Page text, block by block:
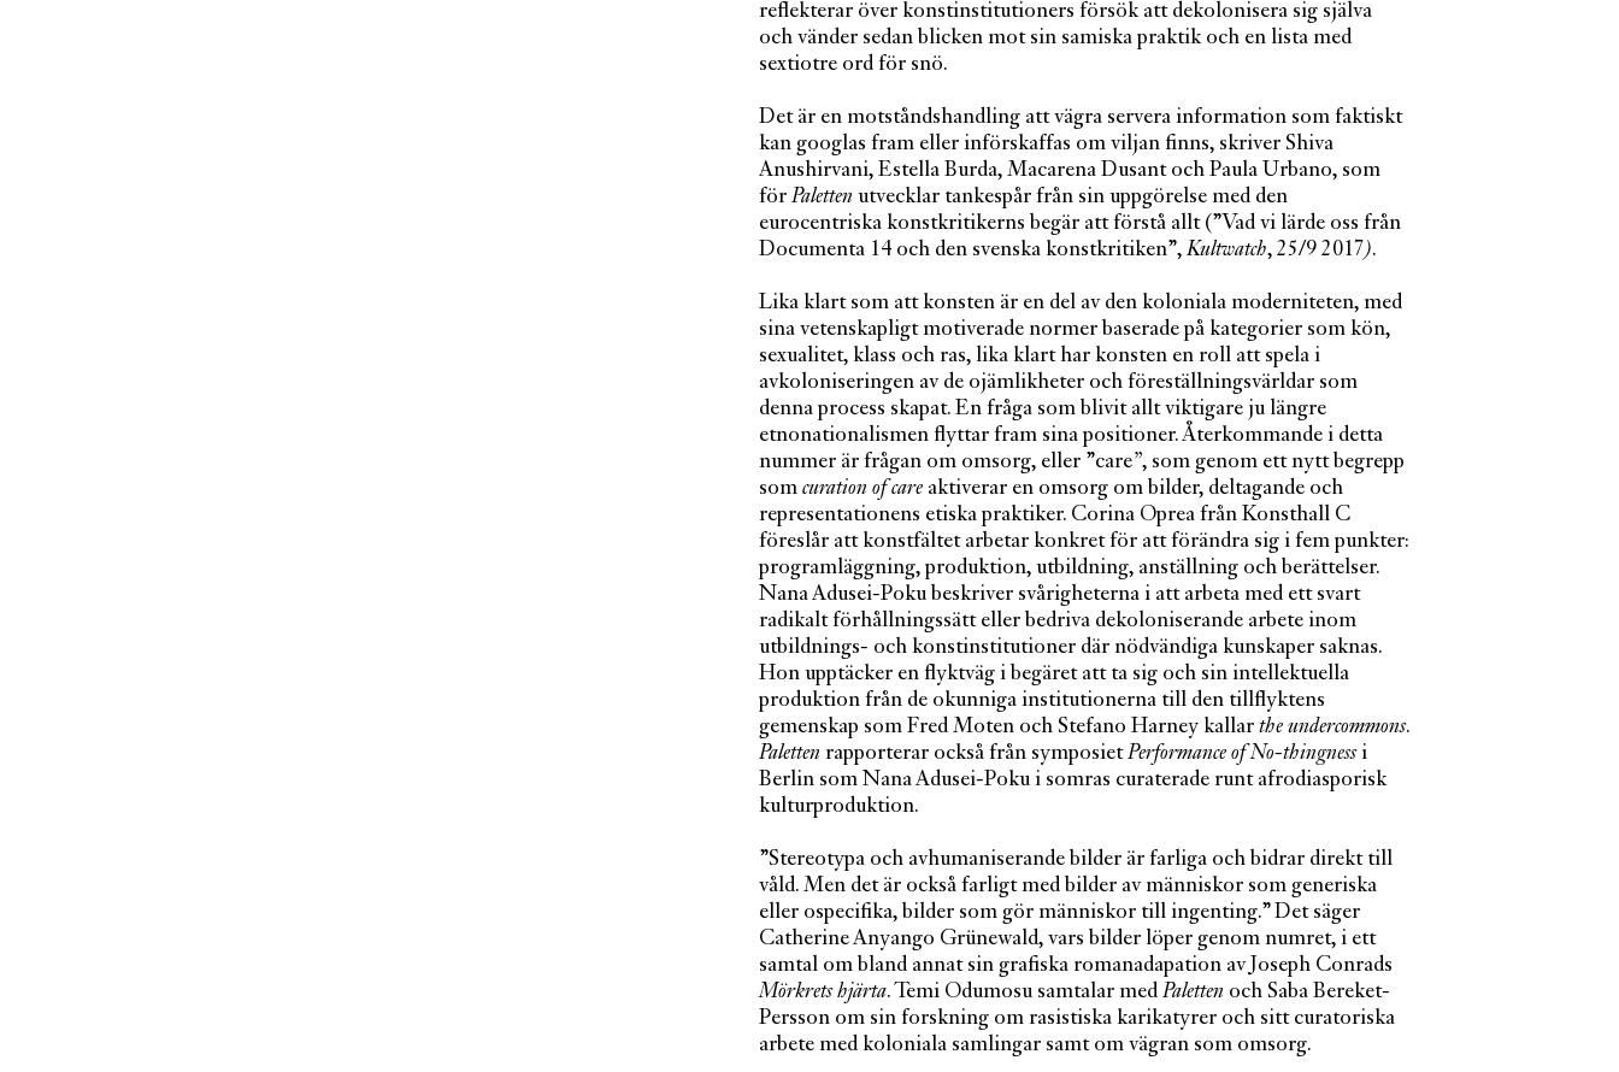
reflekterar över konstinstitutioners försök att dekolonisera sig själva
och vänder sedan blicken mot sin samiska praktik och en lista med
sextiotre ord för snö.
Det är en motståndshandling att vägra servera information som faktiskt
kan googlas fram eller införskaffas om viljan finns, skriver Shiva
Anushirvani, Estella Burda, Macarena Dusant och Paula Urbano, som
för Paletten utvecklar tankespår från sin uppgörelse med den
eurocentriska konstkritikerns begär att förstå allt (”Vad vi lärde oss från
Documenta 14 och den svenska konstkritiken”, Kultwatch, 25/9 2017).
Lika klart som att konsten är en del av den koloniala moderniteten, med
sina vetenskapligt motiverade normer baserade på kategorier som kön,
sexualitet, klass och ras, lika klart har konsten en roll att spela i
avkoloniseringen av de ojämlikheter och föreställningsvärldar som
denna process skapat. En fråga som blivit allt viktigare ju längre
etnonationalismen flyttar fram sina positioner. Återkommande i detta
nummer är frågan om omsorg, eller ”care”, som genom ett nytt begrepp
som curation of care aktiverar en omsorg om bilder, deltagande och
representationens etiska praktiker. Corina Oprea från Konsthall C
föreslår att konstfältet arbetar konkret för att förändra sig i fem punkter:
programläggning, produktion, utbildning, anställning och berättelser.
Nana Adusei-Poku beskriver svårigheterna i att arbeta med ett svart
radikalt förhållningssätt eller bedriva dekoloniserande arbete inom
utbildnings- och konstinstitutioner där nödvändiga kunskaper saknas.
Hon upptäcker en flyktväg i begäret att ta sig och sin intellektuella
produktion från de okunniga institutionerna till den tillflyktens
gemenskap som Fred Moten och Stefano Harney kallar the undercommons.
Paletten rapporterar också från symposietPerformance of No-thingnessi
Berlin som Nana Adusei-Poku i somras curaterade runt afrodiasporisk
kulturproduktion.
”Stereotypa och avhumaniserande bilder är farliga och bidrar direkt till
våld. Men det är också farligt med bilder av människor som generiska
eller ospecifika, bilder som gör människor till ingenting.” Det säger
Catherine Anyango Grünewald, vars bilder löper genom numret, i ett
samtal om bland annat sin grafiska romanadapation av Joseph Conrads
Mörkrets hjärta. Temi Odumosu samtalar med Paletten och Saba Bereket-
Persson om sin forskning om rasistiska karikatyrer och sitt curatoriska
arbete med koloniala samlingar samt om vägran som omsorg.